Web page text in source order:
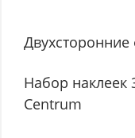
Набор наклеек
Centrum